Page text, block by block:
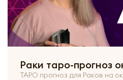
Раки таро-прогноз
ТАРО прогноз для Раков на